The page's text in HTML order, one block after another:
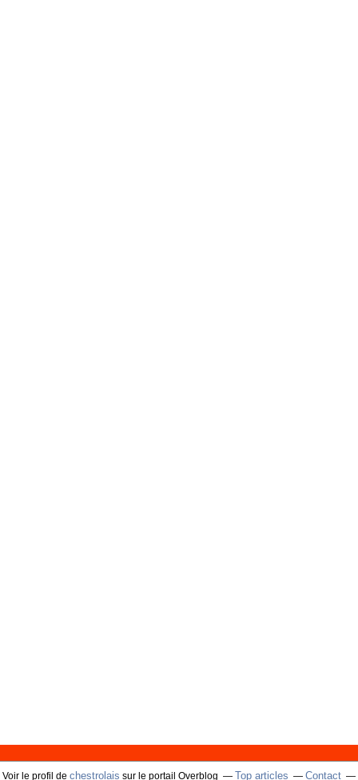
Voir le profil de chestrolais sur le portail Overblog Top articles Contact